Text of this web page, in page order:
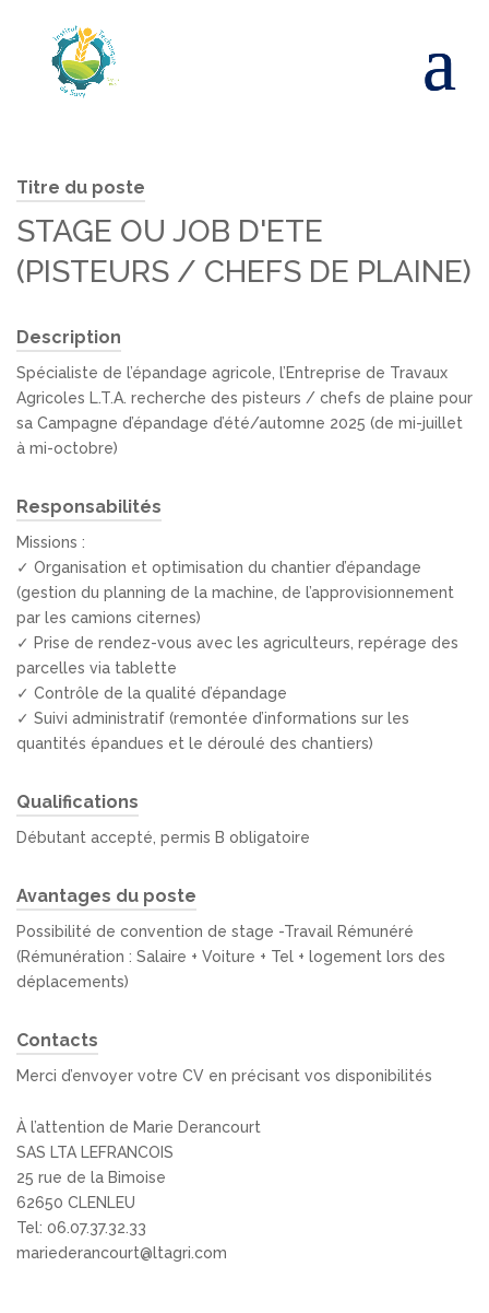
Titre du poste
STAGE OU JOB D'ETE
(PISTEURS / CHEFS DE PLAINE)
Description
Spécialiste de l’épandage agricole, l’Entreprise de Travaux
Agricoles L.T.A. recherche des pisteurs / chefs de plaine pour
sa Campagne d’épandage d’été/automne 2025 (de mi-juillet
à mi-octobre)
Responsabilités
Missions :
✓ Organisation et optimisation du chantier d’épandage
(gestion du planning de la machine, de l’approvisionnement
par les camions citernes)
✓ Prise de rendez-vous avec les agriculteurs, repérage des
parcelles via tablette
✓ Contrôle de la qualité d’épandage
✓ Suivi administratif (remontée d’informations sur les
quantités épandues et le déroulé des chantiers)
Qualifications
Débutant accepté, permis B obligatoire
Avantages du poste
Possibilité de convention de stage -Travail Rémunéré
(Rémunération : Salaire + Voiture + Tel + logement lors des
déplacements)
Contacts
Merci d’envoyer votre CV en précisant vos disponibilités
À l’attention de Marie Derancourt
SAS LTA LEFRANCOIS
25 rue de la Bimoise
62650 CLENLEU
Tel: 06.07.37.32.33
mariederancourt@ltagri.com